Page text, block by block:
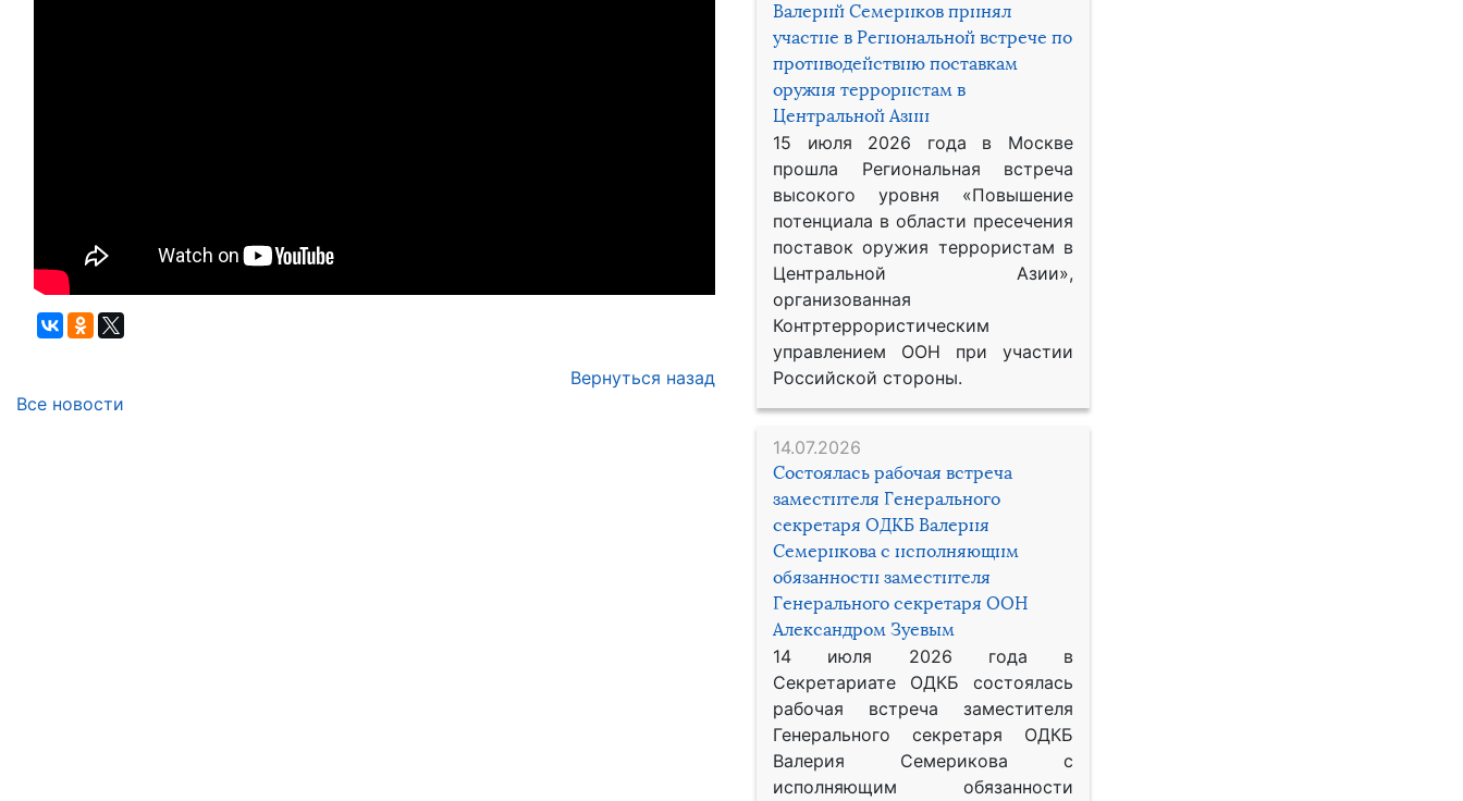
Валерий Семериков принял
участие в Региональной встрече по
противодействию поставкам
оружия террористам в
Центральной Азии
15 июля 2026 года в Москве
прошла Региональная встреча
высокого уровня «Повышение
потенциала в области пресечения
поставок оружия террористам в
Центральной Азии»,
организованная
Контртеррористическим
управлением ООН при участии
Российской стороны.
14.07.2026
Состоялась рабочая встреча
заместителя Генерального
секретаря ОДКБ Валерия
Семерикова с исполняющим
обязанности заместителя
Генерального секретаря ООН
Александром Зуевым
14 июля 2026 года в
Секретариате ОДКБ состоялась
рабочая встреча заместителя
Генерального секретаря ОДКБ
Валерия Семерикова с
исполняющим обязанности
Вернуться назад
Все новости